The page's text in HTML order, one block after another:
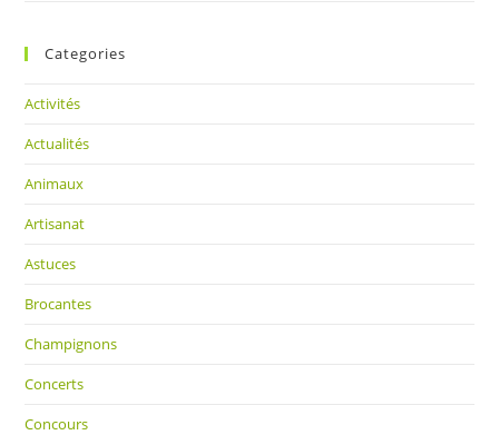
Categories
Activités
Actualités
Animaux
Artisanat
Astuces
Brocantes
Champignons
Concerts
Concours